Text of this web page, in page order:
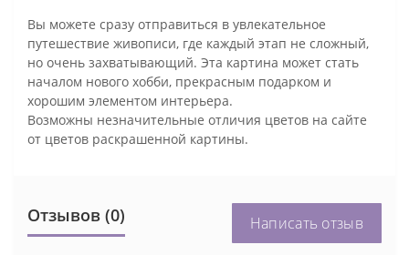
Вы можете сразу отправиться в увлекательное
путешествие живописи, где каждый этап не сложный,
но очень захватывающий. Эта картина может стать
началом нового хобби, прекрасным подарком и
хорошим элементом интерьера.
Возможны незначительные отличия цветов на сайте
от цветов раскрашенной картины.
Отзывов (0) Написать отзыв